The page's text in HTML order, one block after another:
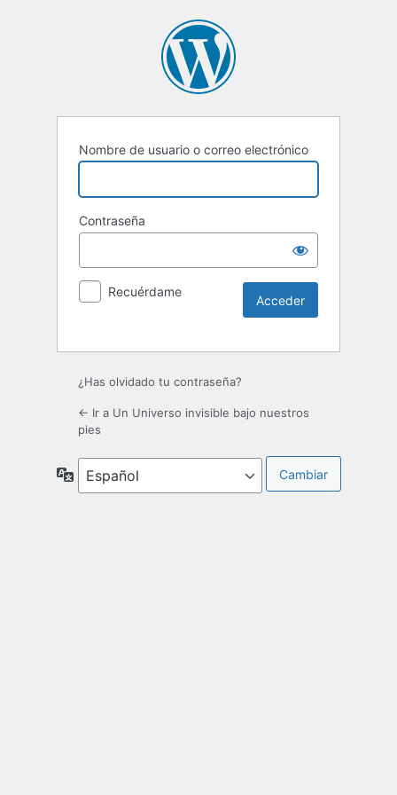
Nombre de usuario o correo electrónico
Contraseña
Recuérdame
¿Has olvidado tu contraseña?
← Ir a Un Universo invisible bajo nuestros
pies
Idioma